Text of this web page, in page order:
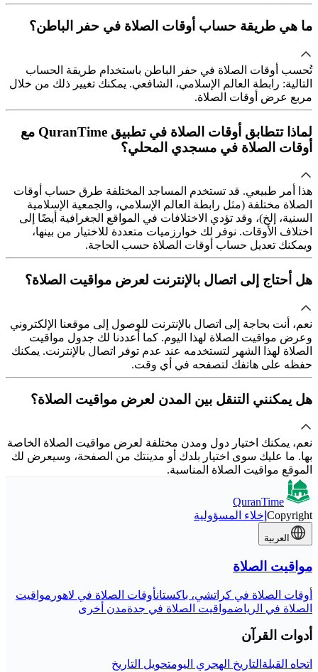
ما هي طريقة حساب أوقات الصلاة في حفر الباطن؟
تُحسب أوقات الصلاة في حفر الباطن باستخدام طريقة الحساب
التالية: رابطة العالم الإسلامي، الشافعي. يمكنك تغيير ذلك من خلال
مربع عرض أوقات الصلاة.
لماذا تتطابق أوقات الصلاة في تطبيق QuranTime مع
أوقات الصلاة في مسجدي المحلي؟
هذا أمر طبيعي. قد تستخدم المساجد المختلفة طرق حساب أوقات
الصلاة مختلفة (مثل رابطة العالم الإسلامي، والجمعية الإسلامية
السنية، إلخ)، وقد تؤدي الاختلافات في المواقع الجغرافية أيضًا إلى
اختلاف الأوقات. نوفر لك خوارزميات متعددة للاختيار من بينها،
ويمكنك تعديل حساب أوقات الصلاة حسب الحاجة.
هل أحتاج إلى اتصال بالإنترنت لعرض مواقيت الصلاة؟
نعم، أنت بحاجة إلى اتصال بالإنترنت للوصول إلى موقعنا الإلكتروني
وعرض مواقيت الصلاة لهذا اليوم. كما أعددنا لك جدول مواقيت
الصلاة لهذا الشهر لتستخدمه عند عدم توفر اتصال بالإنترنت. يمكنك
حفظه على هاتفك لتصفحه في أي وقت.
هل يمكنني التنقل بين المدن لعرض مواقيت الصلاة؟
نعم، يمكنك اختيار دول ومدن مختلفة لعرض مواقيت الصلاة الخاصة
بها. ما عليك سوى اختيار بلدك أو مدينتك من الصفحة، وسيعرض لك
الموقع مواقيت الصلاة المناسبة.
QuranTime
Copyright إخلاء المسؤولية
العربية
مواقيت الصلاة
أوقات الصلاة في كراتشي، باكستانأوقات الصلاة في لاهور مواقيت
الصلاة في الرياضمواقيت الصلاة في جدةمدن أخرى
أدوات القرآن
اتجاه القبلة التاريخ الهجري اليومتحويل التاريخ